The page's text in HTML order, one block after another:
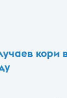
кори